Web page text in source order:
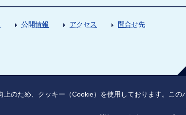
公開情報 アクセス 問合せ先
のため、クッキー（Cookie）を使用しております。こ